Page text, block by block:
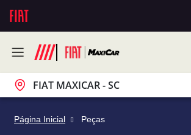
FIAT MAXICAR - SC
Página Inicial Peças